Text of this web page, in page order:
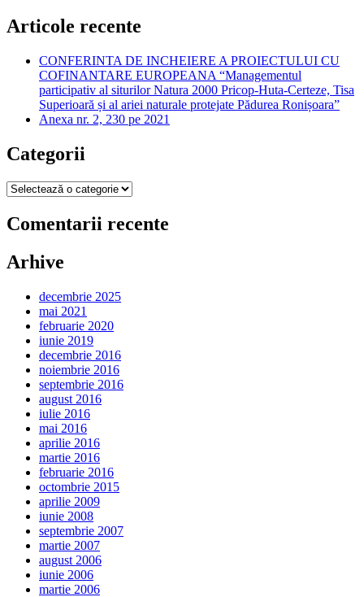
Articole recente
CONFERINTA DE INCHEIERE A PROIECTULUI CU
COFINANTARE EUROPEANA “Managementul
participativ al siturilor Natura 2000 Pricop-Huta-Certeze, Tisa
Superioară și al ariei naturale protejate Pădurea Ronișoara”
Anexa nr. 2, 230 pe 2021
Categorii
Categorii
Comentarii recente
Arhive
decembrie 2025
mai 2021
februarie 2020
iunie 2019
decembrie 2016
noiembrie 2016
septembrie 2016
august 2016
iulie 2016
mai 2016
aprilie 2016
martie 2016
februarie 2016
octombrie 2015
aprilie 2009
iunie 2008
septembrie 2007
martie 2007
august 2006
iunie 2006
martie 2006